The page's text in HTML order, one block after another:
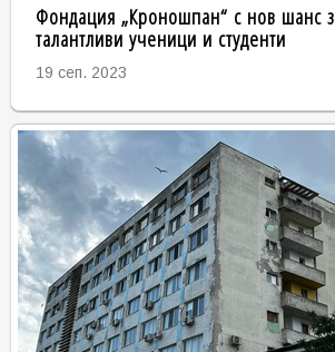
Фондация „Кроношпан“ с нов шанс
талантливи ученици и студенти
19 сеп. 2023